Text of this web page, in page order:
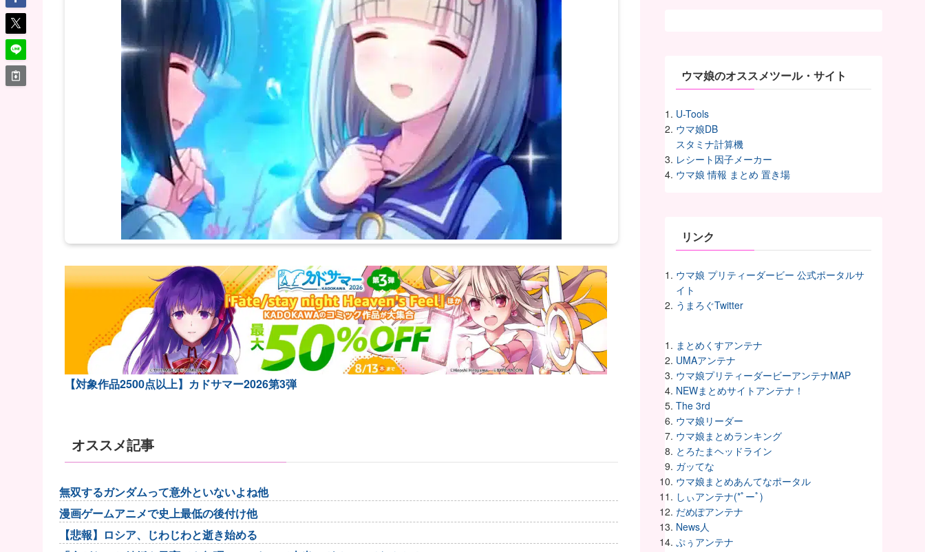
【対象作品2500点以上】カドサマー2026第3弾
オススメ記事
無双するガンダムって意外といないよね他
漫画ゲームアニメで史上最低の後付け他
【悲報】ロシア、じわじわと逝き始める
ウマ娘のオススメツール・サイト
U-Tools
ウマ娘DB
スタミナ計算機
レシート因子メーカー
ウマ娘 情報 まとめ 置き場
リンク
ウマ娘 プリティーダービー 公式ポータルサ
イト
うまろぐTwitter
まとめくすアンテナ
UMAアンテナ
ウマ娘プリティーダービーアンテナMAP
NEWまとめサイトアンテナ！
The 3rd
ウマ娘リーダー
ウマ娘まとめランキング
とろたまヘッドライン
ガッてな
ウマ娘まとめあんてなポータル
しぃアンテナ(*ﾟーﾟ)
だめぽアンテナ
News人
ぷぅアンテナ